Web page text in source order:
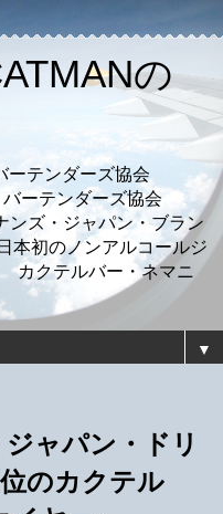
の
ーテンダーズ協会
ーテンダーズ協会
ンズ・ジャパン・ブラン
本初のノンアルコールジ
カクテルバー・ネマニ
▼
ャパン・ドリ
のカクテル